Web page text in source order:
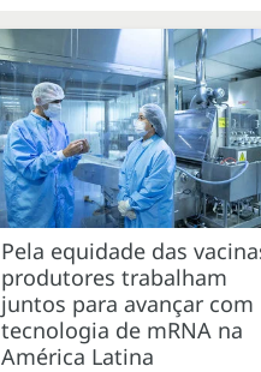
Pela equidade das
produtores trabalham
juntos para avançar com
tecnologia de mRNA na
América Latina